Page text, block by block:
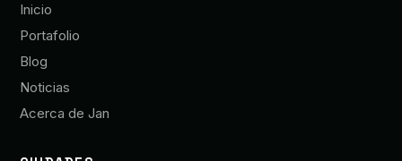
Inicio
Portafolio
Blog
Noticias
Acerca de Jan